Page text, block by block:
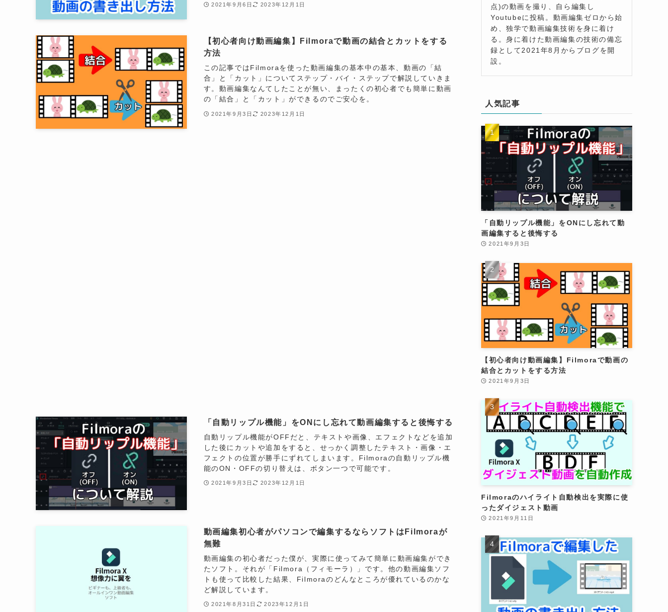
2021年9月6日 2023年12月1日
【初心者向け動画編集】Filmoraで動画の結合とカットをする
方法
この記事ではFilmoraを使った動画編集の基本中の基本、動画の「結
合」と「カット」についてステップ・バイ・ステップで解説していきま
す。動画編集なんてしたことが無い、まったくの初心者でも簡単に動画
の「結合」と「カット」ができるのでご安心を。
2021年9月3日 2023年12月1日
「自動リップル機能」をONにし忘れて動画編集すると後悔する
自動リップル機能がOFFだと、テキストや画像、エフェクトなどを追加
した後にカットや追加をすると、せっかく調整したテキスト・画像・エ
フェクトの位置が勝手にずれてしまいます。Filmoraの自動リップル機
能のON・OFFの切り替えは、ボタン一つで可能です。
2021年9月3日 2023年12月1日
動画編集初心者がパソコンで編集するならソフトはFilmoraが
無難
動画編集の初心者だった僕が、実際に使ってみて簡単に動画編集ができ
たソフト。それが「Filmora（フィモーラ）」です。他の動画編集ソフ
トも使って比較した結果、Filmoraのどんなところが優れているのかな
ど解説しています。
2021年8月31日 2023年12月1日
点)の動画を撮り、自ら編集し
Youtubeに投稿。動画編集ゼロから始
め、独学で動画編集技術を身に着け
る。身に着けた動画編集の技術の備忘
録として2021年8月からブログを開
設。
人気記事
「自動リップル機能」をONにし忘れて動
画編集すると後悔する
2021年9月3日
【初心者向け動画編集】Filmoraで動画の
結合とカットをする方法
2021年9月3日
Filmoraのハイライト自動検出を実際に使
ったダイジェスト動画
2021年9月11日